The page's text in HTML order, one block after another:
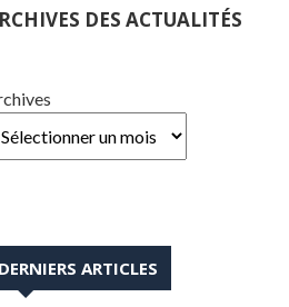
DES ACTUALITÉS
ARTICLES